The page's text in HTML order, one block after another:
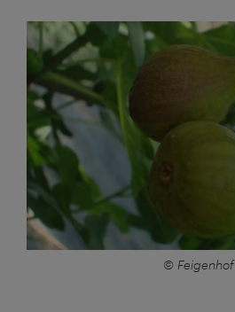
© Feigenhof